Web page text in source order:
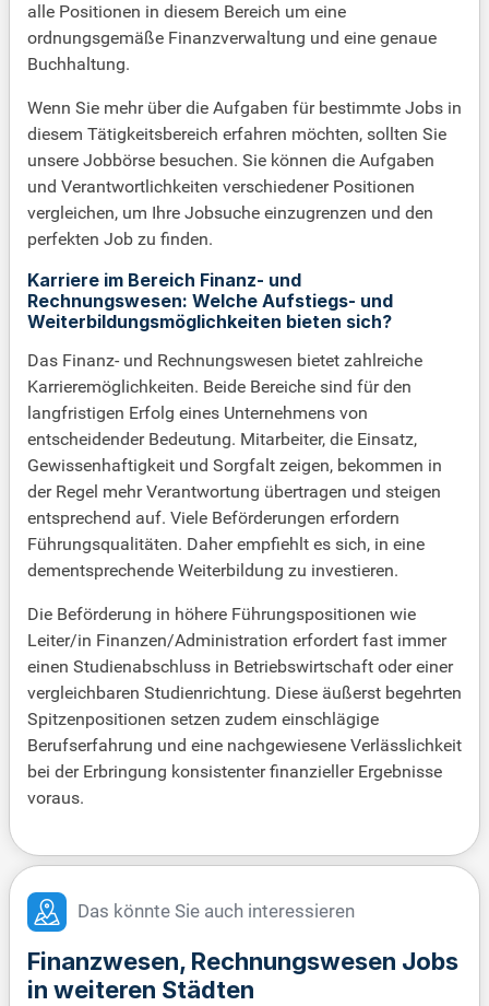
alle Positionen in diesem Bereich um eine
ordnungsgemäße Finanzverwaltung und eine genaue
Buchhaltung.
Wenn Sie mehr über die Aufgaben für bestimmte Jobs in
diesem Tätigkeitsbereich erfahren möchten, sollten Sie
unsere Jobbörse besuchen. Sie können die Aufgaben
und Verantwortlichkeiten verschiedener Positionen
vergleichen, um Ihre Jobsuche einzugrenzen und den
perfekten Job zu finden.
Karriere im Bereich Finanz- und
Rechnungswesen: Welche Aufstiegs- und
Weiterbildungsmöglichkeiten bieten sich?
Das Finanz- und Rechnungswesen bietet zahlreiche
Karrieremöglichkeiten. Beide Bereiche sind für den
langfristigen Erfolg eines Unternehmens von
entscheidender Bedeutung. Mitarbeiter, die Einsatz,
Gewissenhaftigkeit und Sorgfalt zeigen, bekommen in
der Regel mehr Verantwortung übertragen und steigen
entsprechend auf. Viele Beförderungen erfordern
Führungsqualitäten. Daher empfiehlt es sich, in eine
dementsprechende Weiterbildung zu investieren.
Die Beförderung in höhere Führungspositionen wie
Leiter/in Finanzen/Administration erfordert fast immer
einen Studienabschluss in Betriebswirtschaft oder einer
vergleichbaren Studienrichtung. Diese äußerst begehrten
Spitzenpositionen setzen zudem einschlägige
Berufserfahrung und eine nachgewiesene Verlässlichkeit
bei der Erbringung konsistenter finanzieller Ergebnisse
voraus.
Das könnte Sie auch interessieren
Finanzwesen, Rechnungswesen Jobs
in weiteren Städten